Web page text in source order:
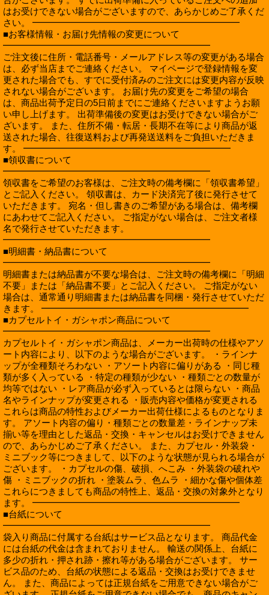
はお受けできない場合がございますので、あらかじめご了承くだ
さい。 ━━━━━━━━━━━━━━━━━━━━━━━
■お客様情報・お届け先情報の変更について
━━━━━━━━━━━━━━━━━━━━━━━
ご注文後に住所・電話番号・メールアドレス等の変更がある場合
は、必ず当店までご連絡ください。 マイページで登録情報を変
更された場合でも、すでに受付済みのご注文には変更内容が反映
されない場合がございます。 お届け先の変更をご希望の場合
は、商品出荷予定日の5日前までにご連絡くださいますようお願
い申し上げます。 出荷準備後の変更はお受けできない場合がご
ざいます。 また、住所不備・転居・長期不在等により商品が返
送された場合、往復送料および再発送送料をご負担いただきま
す。 ━━━━━━━━━━━━━━━━━━━━━━━
■領収書について
━━━━━━━━━━━━━━━━━━━━━━━
領収書をご希望のお客様は、ご注文時の備考欄に「領収書希望」
とご記入ください。 領収書は、カード決済完了後に発行させて
いただきます。 宛名・但し書きのご希望がある場合は、備考欄
にあわせてご記入ください。 ご指定がない場合は、ご注文者様
名で発行させていただきます。
━━━━━━━━━━━━━━━━━━━━━━━
■明細書・納品書について
━━━━━━━━━━━━━━━━━━━━━━━
明細書または納品書が不要な場合は、ご注文時の備考欄に「明細
不要」または「納品書不要」とご記入ください。 ご指定がない
場合は、通常通り明細書または納品書を同梱・発行させていただ
きます。 ━━━━━━━━━━━━━━━━━━━━━━━
■カプセルトイ・ガシャポン商品について
━━━━━━━━━━━━━━━━━━━━━━━
カプセルトイ・ガシャポン商品は、メーカー出荷時の仕様やアソ
ート内容により、以下のような場合がございます。 ・ラインナ
ップが全種類そろわない ・アソート内容に偏りがある ・同じ種
類が多く入っている ・特定の種類が少ない ・種類ごとの数量が
均等ではない ・レア商品が必ず入っているとは限らない ・商品
名やラインナップが変更される ・販売内容や価格が変更される
これらは商品の特性およびメーカー出荷仕様によるものとなりま
す。 アソート内容の偏り・種類ごとの数量差・ラインナップ未
揃い等を理由とした返品・交換・キャンセルはお受けできません
ので、あらかじめご了承ください。 また、カプセル・外装袋・
ミニブック等につきまして、以下のような状態が見られる場合が
ございます。 ・カプセルの傷、破損、へこみ ・外装袋の破れや
傷 ・ミニブックの折れ ・塗装ムラ、色ムラ ・細かな傷や個体差
これらにつきましても商品の特性上、返品・交換の対象外となり
ます。 ━━━━━━━━━━━━━━━━━━━━━━━
■台紙について
━━━━━━━━━━━━━━━━━━━━━━━
袋入り商品に付属する台紙はサービス品となります。 商品代金
には台紙の代金は含まれておりません。 輸送の関係上、台紙に
多少の折れ・押され跡・擦れ等がある場合がございます。 サー
ビス品のため、台紙の状態による返品・交換はお受けできませ
ん。 また、商品によっては正規台紙をご用意できない場合がご